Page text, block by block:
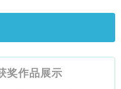
奖作品展示